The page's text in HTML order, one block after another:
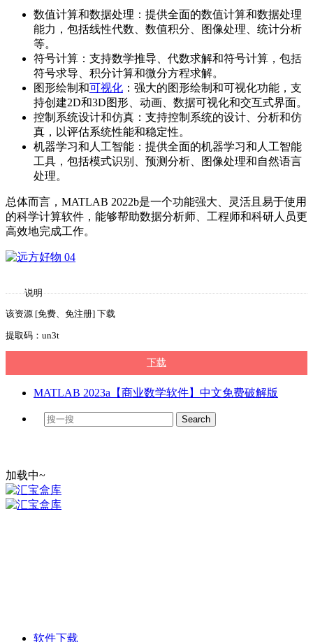
数值计算和数据处理：提供全面的数值计算和数据处理
能力，包括线性代数、数值积分、图像处理、统计分析
等。
符号计算：支持数学推导、代数求解和符号计算，包括
符号求导、积分计算和微分方程求解。
图形绘制和可视化 ：强大的图形绘制和可视化功能，支
持创建2D和3D图形、动画、数据可视化和交互式界面。
控制系统设计和仿真：支持控制系统的设计、分析和仿
真，以评估系统性能和稳定性。
机器学习和人工智能：提供全面的机器学习和人工智能
工具，包括模式识别、预测分析、图像处理和自然语言
处理。
总体而言，MATLAB 2022b是一个功能强大、灵活且易于使用
的科学计算软件，能够帮助数据分析师、工程师和科研人员更
高效地完成工作。
说明
该资源 [免费、免注册] 下载
提取码：un3t
下载
MATLAB 2023a【商业数学软件】中文免费破解版
加载中~
软件下载